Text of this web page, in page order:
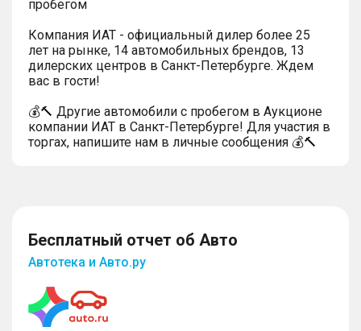
пробегом
Компания ИАТ - официальный дилер более 25
лет на рынке, 14 автомобильных брендов, 13
дилерских центров в Санкт-Петербурге. Ждем
вас в гости!
💰🔨 Другие автомобили с пробегом в Аукционе
компании ИАТ в Санкт-Петербурге! Для участия в
торгах, напишите нам в личные сообщения 💰🔨
Бесплатный отчет об Авто
Автотека и Авто.ру